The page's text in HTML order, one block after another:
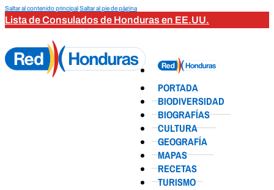
Saltar al contenido principalSaltar al pie de página
Lista de Consulados de Honduras en EE.UU.
PORTADA
BIODIVERSIDAD
BIOGRAFÍAS
CULTURA
GEOGRAFÍA
MAPAS
RECETAS
TURISMO